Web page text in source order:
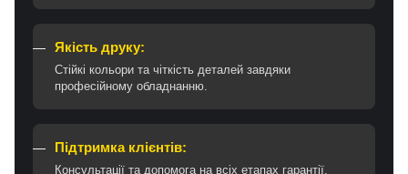
Якість друку:
Стійкі кольори та чіткість деталей завдяки
професійному обладнанню.
Підтримка клієнтів:
Консультації та допомога на всіх етапах гарантії.